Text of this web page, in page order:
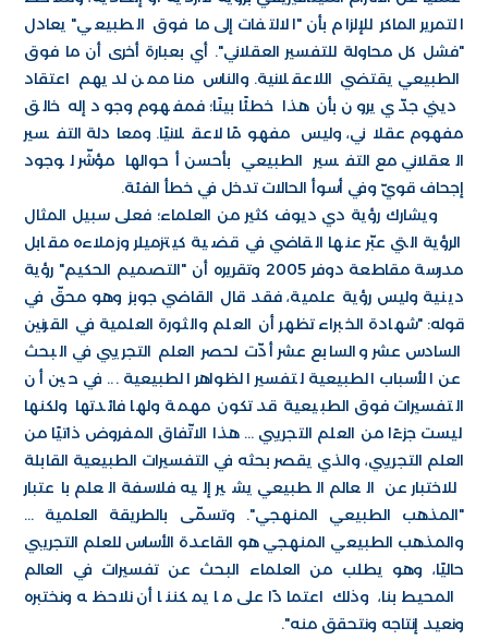
التمرير الماكر للإلزام بأن "الالتفات إلى ما فوق الطبيعي" يعادل
"فشل كل محاولة للتفسير العقلاني". أي بعبارة أخرى أن ما فوق
الطبيعي يقتضي اللاعقلانية. والناس منا ممن لديهم اعتقاد
ديني جدّي يرون بأن هذا خطئًا بينًا؛ فمفهوم وجود إله خالق
مفهوم عقلاني، وليس مفهومًا لاعقلانيًا. ومعادلة التفسير
العقلاني مع التفسير الطبيعي بأحسن أحوالها مؤشّر لوجود
إجحاف قويّ وفي أسوأ الحالات تدخل في خطأ الفئة.
ويشارك رؤية دي ديوف كثير من العلماء؛ فعلى سبيل المثال
الرؤية التي عبّر عنها القاضي في قضية كيتزميلر وزملاءه مقابل
مدرسة مقاطعة دوفر 2005 وتقريره أن "التصميم الحكيم" رؤية
دينية وليس رؤية علمية، فقد قال القاضي جوبز وهو محقّ في
قوله: "شهادة الخبراء تظهر أن العلم والثورة العلمية في القرنين
السادس عشر والسابع عشر أدّت لحصر العلم التجريبي في البحث
عن الأسباب الطبيعية لتفسير الظواهر الطبيعية ... في حين أن
التفسيرات فوق الطبيعية قد تكون مهمة ولها فائدتها ولكنها
ليست جزءًا من العلم التجريبي ... هذا الاتّفاق المفروض ذاتيًا من
العلم التجريبي، والذي يقصر بحثه في التفسيرات الطبيعية القابلة
للاختبار عن العالم الطبيعي يشير إليه فلاسفة العلم باعتبار
"المذهب الطبيعي المنهجي". وتسمّى بالطريقة العلمية ...
والمذهب الطبيعي المنهجي هو القاعدة الأساس للعلم التجريبي
حاليًا، وهو يطلب من العلماء البحث عن تفسيرات في العالم
المحيط بنا، وذلك اعتمادًا على ما يمكننا أن نلاحظه ونختبره
ونعيد إنتاجه ونتحقق منه".